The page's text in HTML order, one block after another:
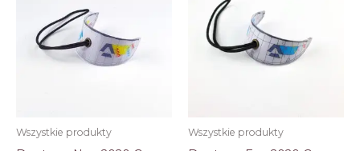
Wszystkie produkty Wszystkie produkty